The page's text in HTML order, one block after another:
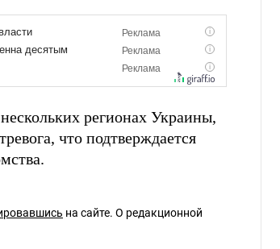
регионах Украины,
что подтверждается
на сайте. О редакционной